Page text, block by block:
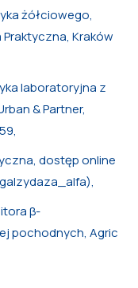
żółciowego,
Kraków
laboratoryjna z
& Partner,
dostęp online
β-
pochodnych, Agric